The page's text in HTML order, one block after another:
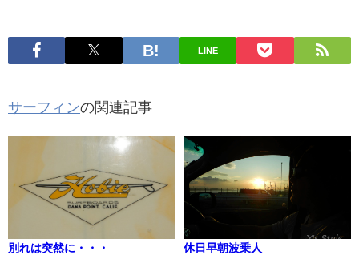
LINE
サーフィンの関連記事
別れは突然に・・・ 休日早朝波乗人